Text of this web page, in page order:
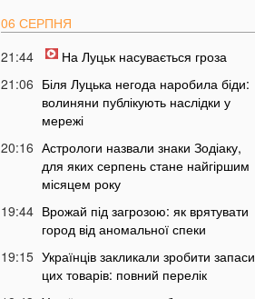
06 СЕРПНЯ
21:44
На Луцьк насувається гроза
21:06 Біля Луцька негода наробила біди:
волиняни публікують наслідки у
мережі
20:16 Астрологи назвали знаки Зодіаку,
для яких серпень стане найгіршим
місяцем року
19:44 Врожай під загрозою: як врятувати
город від аномальної спеки
19:15 Українців закликали зробити запаси
цих товарів: повний перелік